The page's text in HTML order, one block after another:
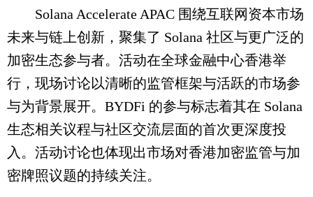
Solana Accelerate APAC 围绕互联网资本市场
未来与链上创新，聚集了 Solana 社区与更广泛的
加密生态参与者。活动在全球金融中心香港举
行，现场讨论以清晰的监管框架与活跃的市场参
与为背景展开。BYDFi 的参与标志着其在 Solana
生态相关议程与社区交流层面的首次更深度投
入。活动讨论也体现出市场对香港加密监管与加
密牌照议题的持续关注。